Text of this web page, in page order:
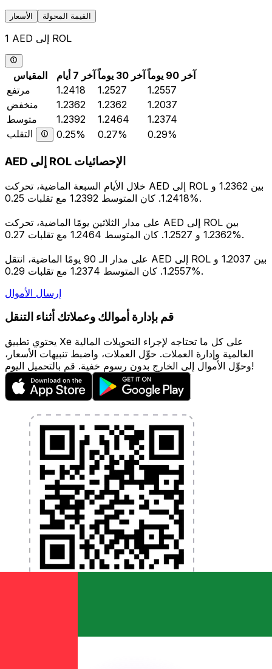
الأسعار القيمة المحولة
1 AED إلى ROL
المقياس آخر 7 أيام آخر 30 يوماً
آخر 90 يوماً
مرتفع
1.2418 1.2527
1.2557
منخفض
1.2362 1.2362
1.2037
متوسط
1.2392 1.2464
1.2374
التقلب
0.25% 0.27% 0.29%
AED إلى ROL الإحصائيات
خلال الأيام السبعة الماضية، تحركت AED إلى ROL بين 1.2362 و
1.2418. كان المتوسط 1.2392 مع تقلبات 0.25%.
على مدار الثلاثين يومًا الماضية، تحركت AED إلى ROL بين
1.2362 و 1.2527. كان المتوسط 1.2464 مع تقلبات 0.27%.
على مدار الـ 90 يومًا الماضية، انتقل AED إلى ROL بين 1.2037 و
1.2557. كان المتوسط 1.2374 مع تقلبات 0.29%.
إرسال الأموال
قم بإدارة أموالك وعملاتك أثناء التنقل
يحتوي تطبيق Xe على كل ما تحتاجه لإجراء التحويلات المالية
العالمية وإدارة العملات. حوِّل العملات، واضبط تنبيهات الأسعار،
وحوِّل الأموال إلى الخارج بدون رسوم خفية. قم بالتحميل اليوم!